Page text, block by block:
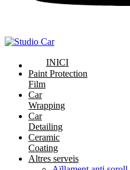
INICI
Paint Protection
Film
Car
Wrapping
Car
Detailing
Ceramic
Coating
Altres serveis